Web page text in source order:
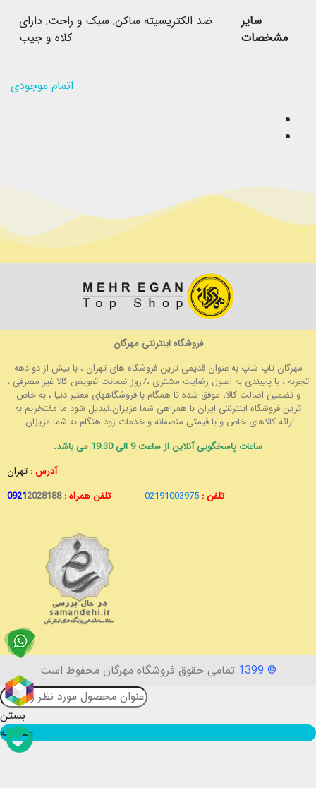
سایر
مشخصات
ضد الکتریسیته ساکن, سبک و راحت, دارای
کلاه و جیب
اتمام موجودی
فروشگاه اینترنتی مهرگان
مهرگان تاپ شاپ به عنوان قدیمی ترین فروشگاه های تهران ، با بیش از دو دهه
تجربه ، با پایبندی به اصول رضایت مشتری ،7روز ضمانت تعویض کالا غیر مصرفی ،
و تضمین اصالت کالا، موفق شده تا همگام با فروشگاههای معتبر دنیا ، به خاص
ترین فروشگاه اینترنتی ایران با همراهی شما عزیزان،تبدیل شود.ما مفتخریم به
ارائه کالاهای خاص و با قیمتی منصفانه و خدمات زود هنگام به شما عزیزان.
ساعات پاسخگویی آنلاین از ساعت 9 الی 19:30 می باشد.
آدرس : تهران
تلفن : 02191003975 تلفن همراه : 09212028188
© 1399 تمامی حقوق فروشگاه مهرگان محفوظ است
بستن
مقایسه